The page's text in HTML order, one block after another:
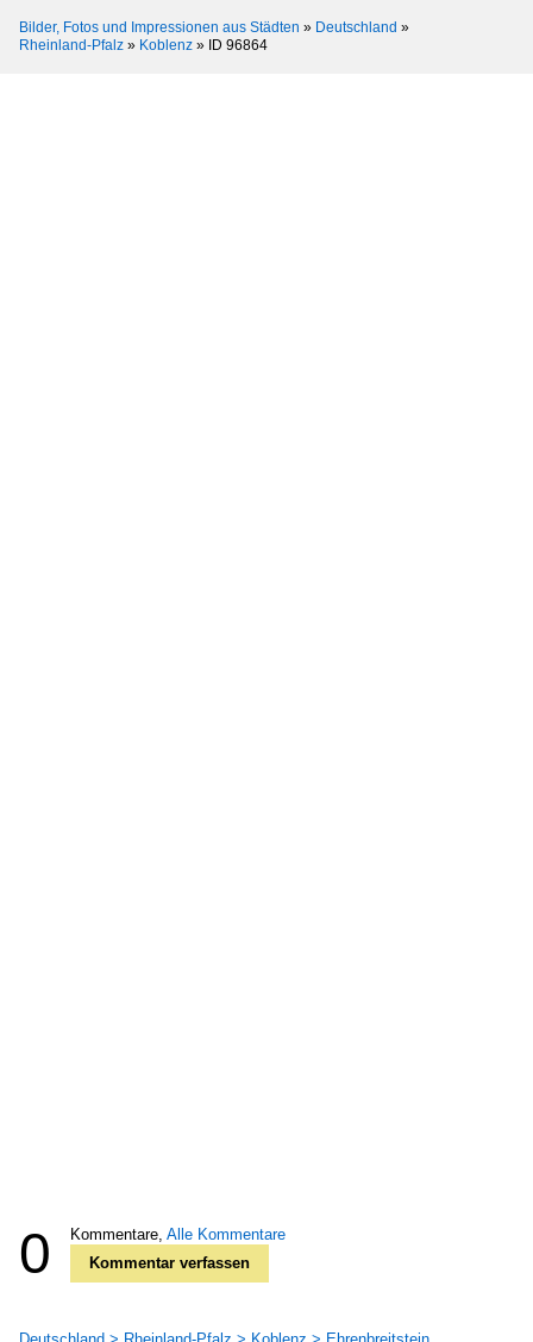
Bilder, Fotos und Impressionen aus Städten » Deutschland »
Rheinland-Pfalz » Koblenz » ID 96864
0 Kommentare, Alle Kommentare
Kommentar verfassen